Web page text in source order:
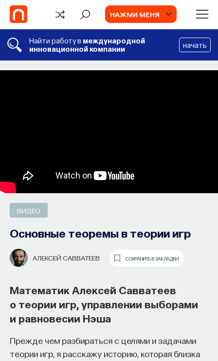
НАЖМИ МЕНЯ
Найти работу в международной
инновационной компании
начать
ВИДЕО
Основные теоремы в теории игр
АЛЕКСЕЙ САВВАТЕЕВ СОХРАНИТЬ В ЗАКЛАДКИ
Математик Алексей Савватеев
о теории игр, управлении выборами
и равновесии Нэша
Прежде чем разбираться с целями и задачами
теории игр, я расскажу историю, которая близка
СОБЫТИЯ
Как философия помогает составлять
о происходящем в мире?